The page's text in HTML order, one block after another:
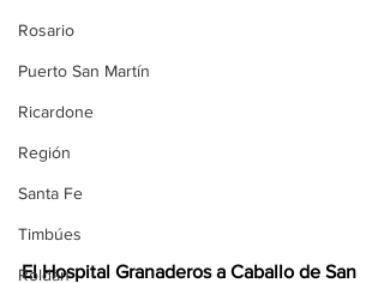
Rosario
Puerto San Martín
Ricardone
Región
Santa Fe
Timbúes
Roldán
El Hospital Granaderos a Caballo de San